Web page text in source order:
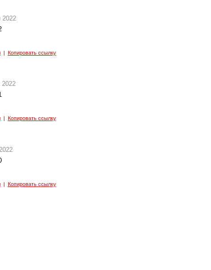
2022
| Копировать ссылку
| Копировать ссылку
| Копировать ссылку